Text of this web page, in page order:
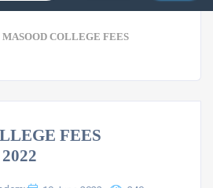
MASOOD COLLEGE FEES
FEES